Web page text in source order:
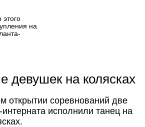
на
девушек на колясках
открытии соревнований две
исполнили танец на